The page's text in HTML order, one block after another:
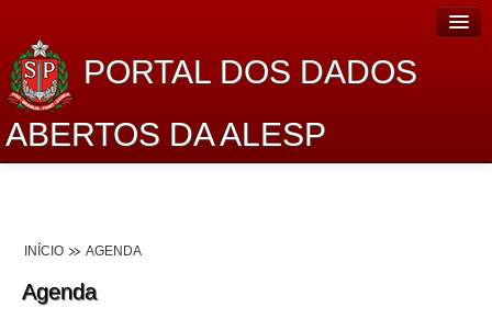
PORTAL DOS DADOS
ABERTOS DA ALESP
Lei de Acesso à Informação
INÍCIO AGENDA
Agenda